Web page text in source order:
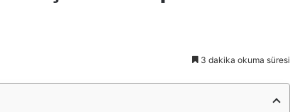
3 dakika okuma süresi